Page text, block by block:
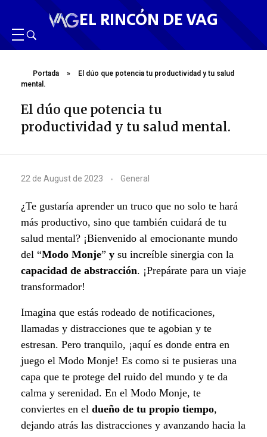
EL RINCÓN DE VAG
Portada »
El dúo que potencia tu productividad y tu salud
mental.
El dúo que potencia tu
productividad y tu salud mental.
E
l
d
ú
o
q
u
e
p
o
t
22 de August de 2023 General
¿Te gustaría aprender un truco que no solo te hará
más productivo, sino que también cuidará de tu
salud mental? ¡Bienvenido al emocionante mundo
del “Modo Monje” y su increíble sinergia con la
capacidad de abstracción. ¡Prepárate para un viaje
transformador!
Imagina que estás rodeado de notificaciones,
llamadas y distracciones que te agobian y te
estresan. Pero tranquilo, ¡aquí es donde entra en
juego el Modo Monje! Es como si te pusieras una
capa que te protege del ruido del mundo y te da
calma y serenidad. En el Modo Monje, te
conviertes en el dueño de tu propio tiempo,
dejando atrás las distracciones y avanzando hacia la